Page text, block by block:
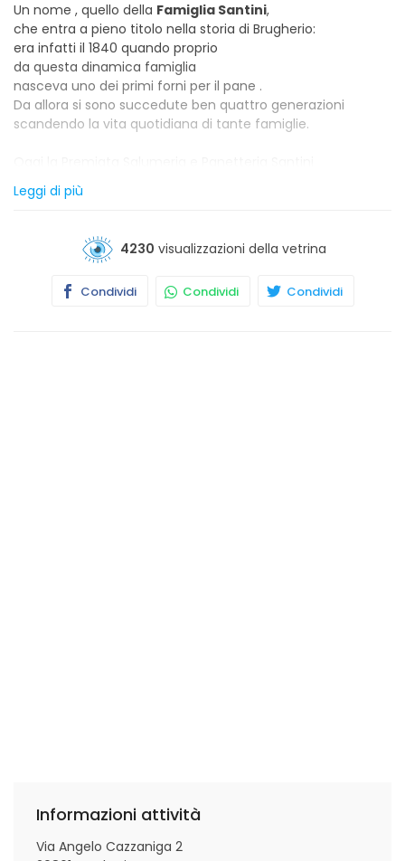
Un nome , quello della Famiglia Santini,
che entra a pieno titolo nella storia di Brugherio:
era infatti il 1840 quando proprio
da questa dinamica famiglia
nasceva uno dei primi forni per il pane .
Da allora si sono succedute ben quattro generazioni
scandendo la vita quotidiana di tante famiglie.
ha completato un importante trasformazione
della propria sede : la nuova struttura di vendita
di ben cinquecento metri quadrati
​nel cuore di Brugherio .
Leggi di più
4230 visualizzazioni della vetrina
Condividi Condividi Condividi
Informazioni attività
Via Angelo Cazzaniga 2